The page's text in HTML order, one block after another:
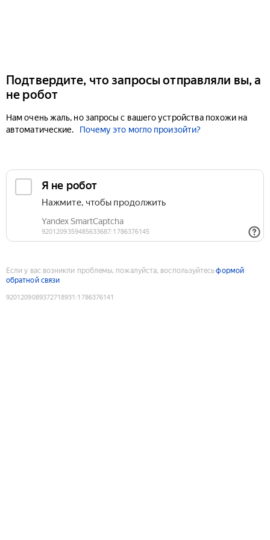
Подтвердите, что запросы отправляли вы, а
не робот
Нам очень жаль, но запросы с вашего устройства похожи на
автоматические.
Почему это могло произойти?
Если у вас возникли проблемы, пожалуйста, воспользуйтесьформой
обратной связи
9201209089372718931 :1786376141